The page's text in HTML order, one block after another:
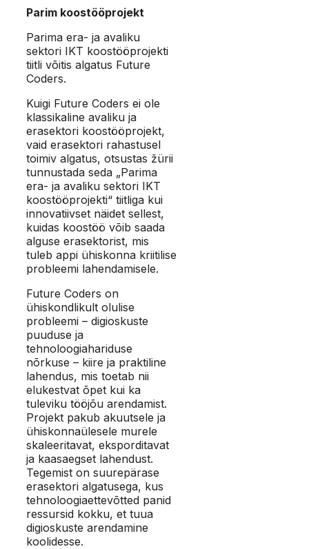
Parim koostööprojekt
Parima era- ja avaliku
sektori IKT koostööprojekti
tiitli võitis algatus Future
Coders.
Kuigi Future Coders ei ole
klassikaline avaliku ja
erasektori koostööprojekt,
vaid erasektori rahastusel
toimiv algatus, otsustas žürii
tunnustada seda „Parima
era- ja avaliku sektori IKT
koostööprojekti“ tiitliga kui
innovatiivset näidet sellest,
kuidas koostöö võib saada
alguse erasektorist, mis
tuleb appi ühiskonna kriitilise
probleemi lahendamisele.
Future Coders on
ühiskondlikult olulise
probleemi – digioskuste
puuduse ja
tehnoloogiahariduse
nõrkuse – kiire ja praktiline
lahendus, mis toetab nii
elukestvat õpet kui ka
tuleviku tööjõu arendamist.
Projekt pakub akuutsele ja
ühiskonnaülesele murele
skaleeritavat, eksporditavat
ja kaasaegset lahendust.
Tegemist on suurepärase
erasektori algatusega, kus
tehnoloogiaettevõtted panid
ressursid kokku, et tuua
digioskuste arendamine
koolidesse.